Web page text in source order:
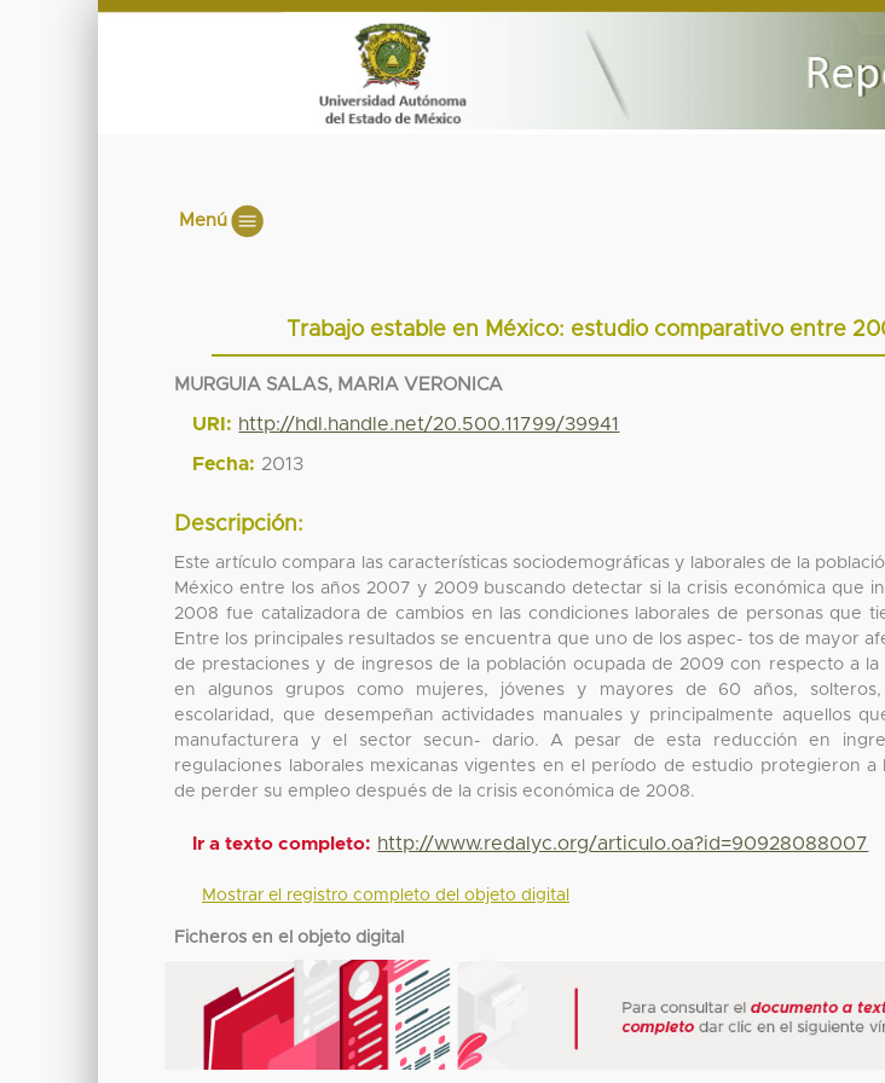
Menú
Trabajo estable en México: estudio comparativo entre
MURGUIA SALAS, MARIA VERONICA
URI: http://hdl.handle.net/20.500.11799/39941
Fecha: 2013
Descripción:
Este artículo compara las características sociodemográficas y laborales de la
México entre los años 2007 y 2009 buscando detectar si la crisis económica que
2008 fue catalizadora de cambios en las condiciones laborales de personas que
Entre los principales resultados se encuentra que uno de los aspec- tos de mayor
de prestaciones y de ingresos de la población ocupada de 2009 con respecto a
en algunos grupos como mujeres, jóvenes y mayores de 60 años,
escolaridad, que desempeñan actividades manuales y principalmente aquellos
manufacturera y el sector secun- dario. A pesar de esta reducción en
regulaciones laborales mexicanas vigentes en el período de estudio protegieron a
de perder su empleo después de la crisis económica de 2008.
Ir a texto completo: http://www.redalyc.org/articulo.oa?id=90928088007
Mostrar el registro completo del objeto digital
Ficheros en el objeto digital